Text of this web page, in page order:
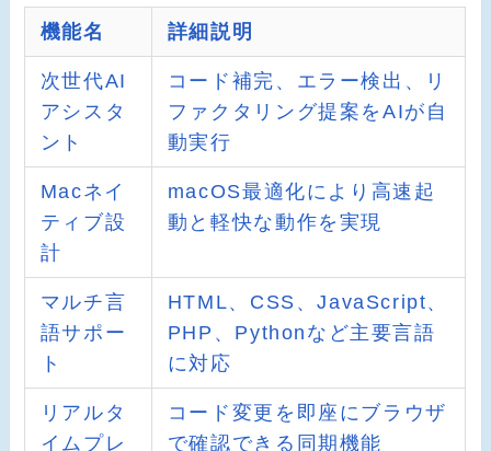
機能名 詳細説明
次世代AI
アシスタ
ント
コード補完、エラー検出、リ
ファクタリング提案をAIが自
動実行
Macネイ
ティブ設
計
macOS最適化により高速起
動と軽快な動作を実現
マルチ言
語サポー
ト
HTML、CSS、JavaScript、
PHP、Pythonなど主要言語
に対応
リアルタ
イムプレ
コード変更を即座にブラウザ
で確認できる同期機能